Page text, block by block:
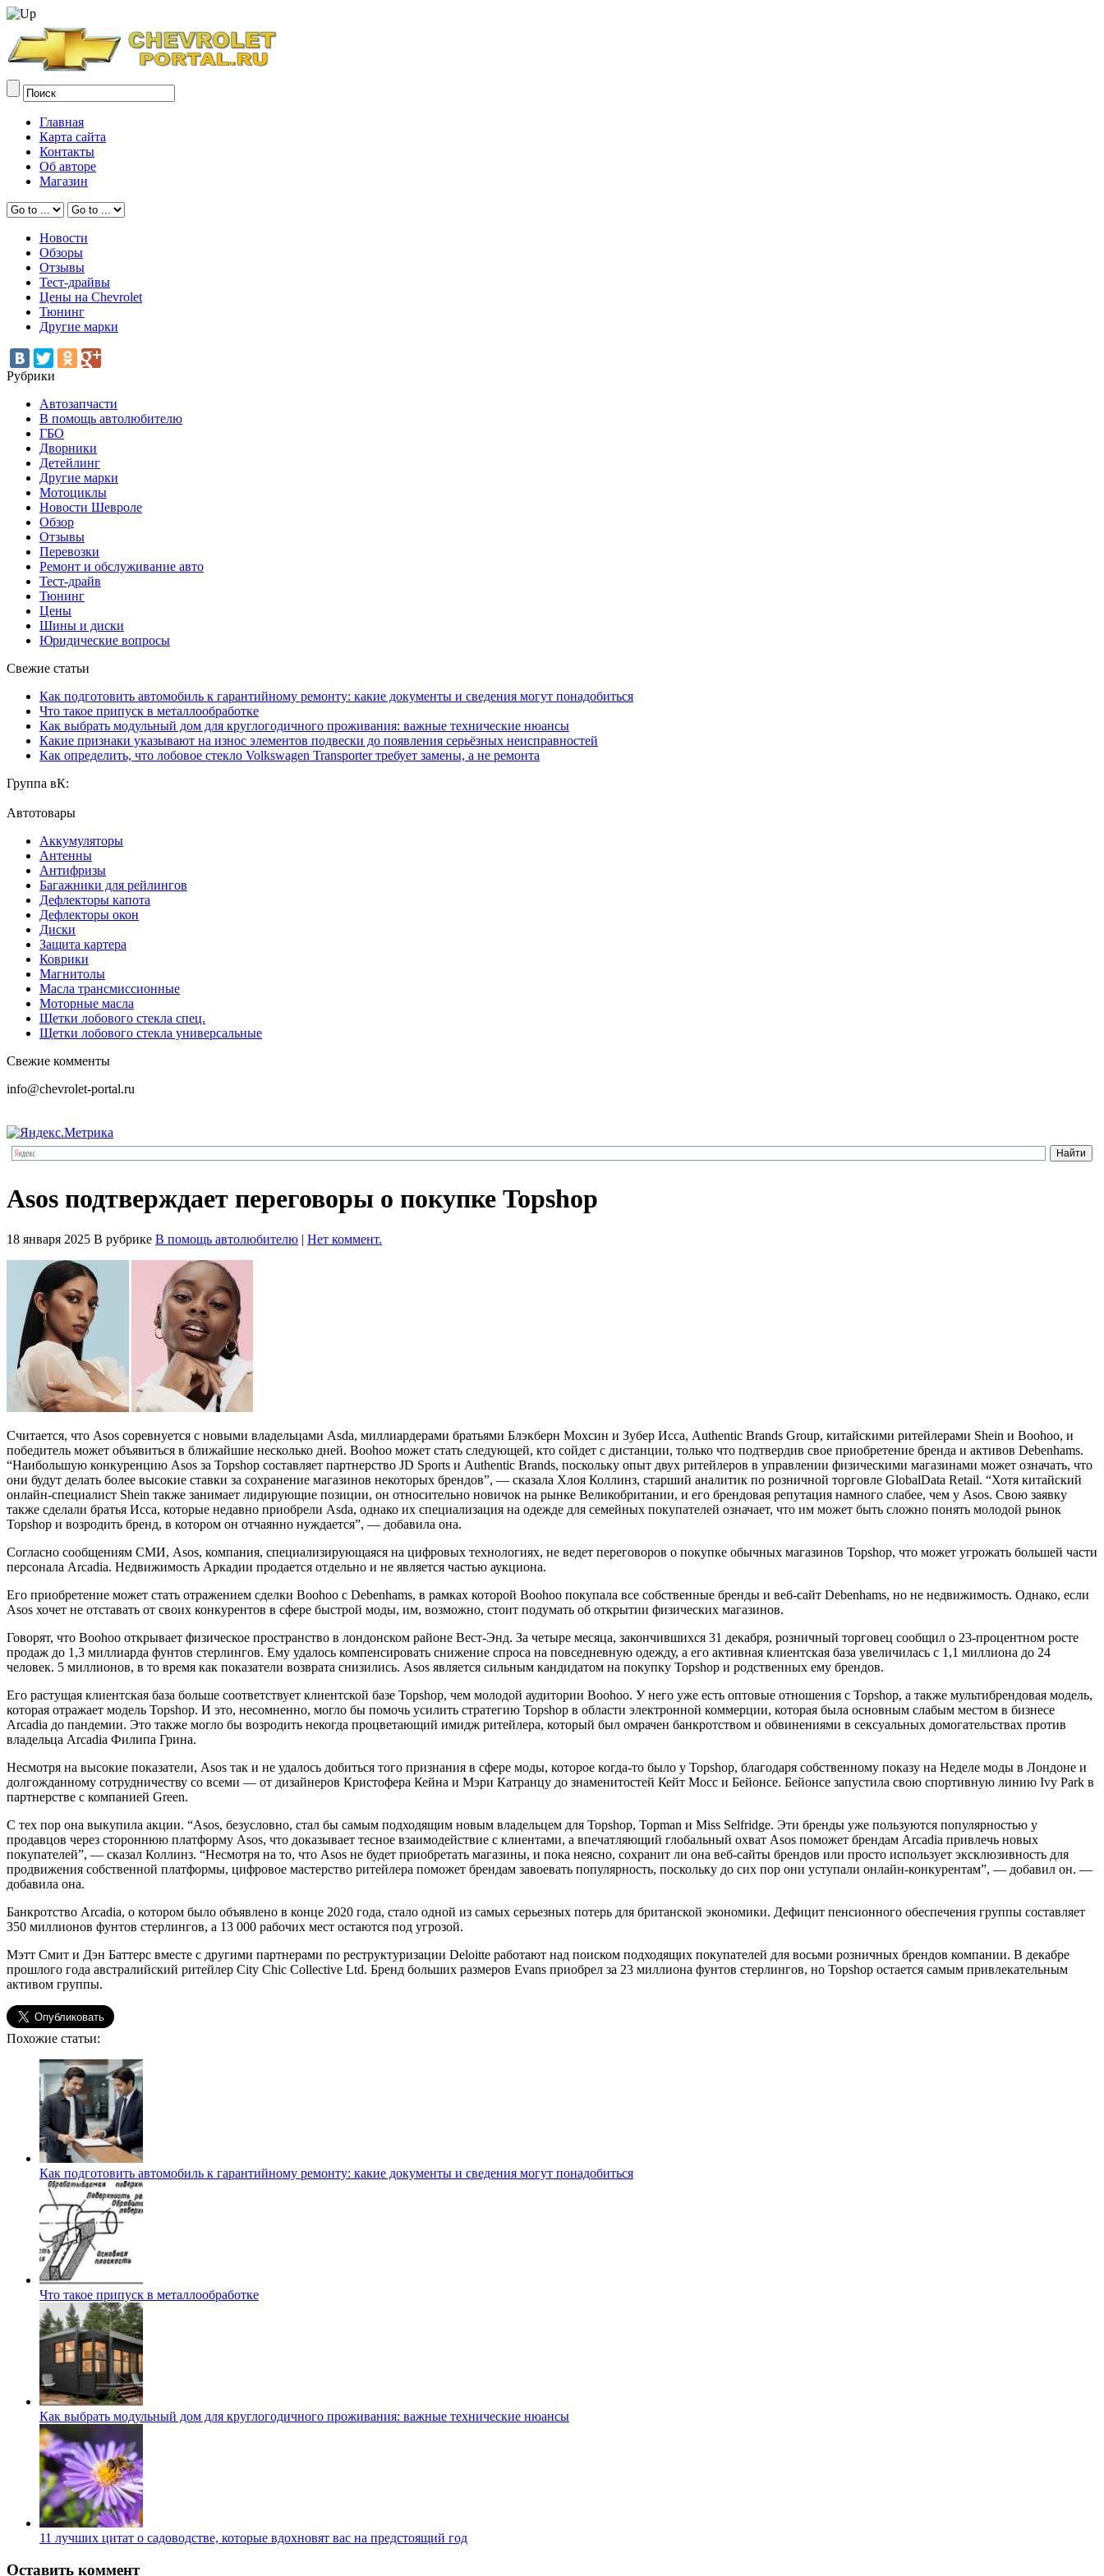
Главная
Карта сайта
Контакты
Об авторе
Магазин
Новости
Обзоры
Отзывы
Тест-драйвы
Цены на Chevrolet
Тюнинг
Другие марки
Рубрики
Автозапчасти
В помощь автолюбителю
ГБО
Дворники
Детейлинг
Другие марки
Мотоциклы
Новости Шевроле
Обзор
Отзывы
Перевозки
Ремонт и обслуживание авто
Тест-драйв
Тюнинг
Цены
Шины и диски
Юридические вопросы
Свежие статьи
Как подготовить автомобиль к гарантийному ремонту: какие документы и сведения могут понадобиться
Что такое припуск в металлообработке
Как выбрать модульный дом для круглогодичного проживания: важные технические нюансы
Какие признаки указывают на износ элементов подвески до появления серьёзных неисправностей
Как определить, что лобовое стекло Volkswagen Transporter требует замены, а не ремонта
Группа вК:
Автотовары
Аккумуляторы
Антенны
Антифризы
Багажники для рейлингов
Дефлекторы капота
Дефлекторы окон
Диски
Защита картера
Коврики
Магнитолы
Масла трансмиссионные
Моторные масла
Щетки лобового стекла спец.
Щетки лобового стекла универсальные
Свежие комменты
info@chevrolet-portal.ru
Asos подтверждает переговоры о покупке Topshop
18 января 2025 В рубрике В помощь автолюбителю | Нет коммент.
Считается, что Asos соревнуется с новыми владельцами Asda, миллиардерами братьями Блэкберн Мохсин и Зубер Исса, Authentic Brands Group, китайскими ритейлерами Shein и Boohoo, и
победитель может объявиться в ближайшие несколько дней. Boohoo может стать следующей, кто сойдет с дистанции, только что подтвердив свое приобретение бренда и активов Debenhams.
“Наибольшую конкуренцию Asos за Topshop составляет партнерство JD Sports и Authentic Brands, поскольку опыт двух ритейлеров в управлении физическими магазинами может означать, что
они будут делать более высокие ставки за сохранение магазинов некоторых брендов”, — сказала Хлоя Коллинз, старший аналитик по розничной торговле GlobalData Retail. “Хотя китайский
онлайн-специалист Shein также занимает лидирующие позиции, он относительно новичок на рынке Великобритании, и его брендовая репутация намного слабее, чем у Asos. Свою заявку
также сделали братья Исса, которые недавно приобрели Asda, однако их специализация на одежде для семейных покупателей означает, что им может быть сложно понять молодой рынок
Topshop и возродить бренд, в котором он отчаянно нуждается”, — добавила она.
Согласно сообщениям СМИ, Asos, компания, специализирующаяся на цифровых технологиях, не ведет переговоров о покупке обычных магазинов Topshop, что может угрожать большей части
персонала Arcadia. Недвижимость Аркадии продается отдельно и не является частью аукциона.
Его приобретение может стать отражением сделки Boohoo с Debenhams, в рамках которой Boohoo покупала все собственные бренды и веб-сайт Debenhams, но не недвижимость. Однако, если
Asos хочет не отставать от своих конкурентов в сфере быстрой моды, им, возможно, стоит подумать об открытии физических магазинов.
Говорят, что Boohoo открывает физическое пространство в лондонском районе Вест-Энд. За четыре месяца, закончившихся 31 декабря, розничный торговец сообщил о 23-процентном росте
продаж до 1,3 миллиарда фунтов стерлингов. Ему удалось компенсировать снижение спроса на повседневную одежду, а его активная клиентская база увеличилась с 1,1 миллиона до 24
человек. 5 миллионов, в то время как показатели возврата снизились. Asos является сильным кандидатом на покупку Topshop и родственных ему брендов.
Его растущая клиентская база больше соответствует клиентской базе Topshop, чем молодой аудитории Boohoo. У него уже есть оптовые отношения с Topshop, а также мультибрендовая модель,
которая отражает модель Topshop. И это, несомненно, могло бы помочь усилить стратегию Topshop в области электронной коммерции, которая была основным слабым местом в бизнесе
Arcadia до пандемии. Это также могло бы возродить некогда процветающий имидж ритейлера, который был омрачен банкротством и обвинениями в сексуальных домогательствах против
владельца Arcadia Филипа Грина.
Несмотря на высокие показатели, Asos так и не удалось добиться того признания в сфере моды, которое когда-то было у Topshop, благодаря собственному показу на Неделе моды в Лондоне и
долгожданному сотрудничеству со всеми — от дизайнеров Кристофера Кейна и Мэри Катранцу до знаменитостей Кейт Мосс и Бейонсе. Бейонсе запустила свою спортивную линию Ivy Park в
партнерстве с компанией Green.
С тех пор она выкупила акции. “Asos, безусловно, стал бы самым подходящим новым владельцем для Topshop, Topman и Miss Selfridge. Эти бренды уже пользуются популярностью у
продавцов через стороннюю платформу Asos, что доказывает тесное взаимодействие с клиентами, а впечатляющий глобальный охват Asos поможет брендам Arcadia привлечь новых
покупателей”, — сказал Коллинз. “Несмотря на то, что Asos не будет приобретать магазины, и пока неясно, сохранит ли она веб-сайты брендов или просто использует эксклюзивность для
продвижения собственной платформы, цифровое мастерство ритейлера поможет брендам завоевать популярность, поскольку до сих пор они уступали онлайн-конкурентам”, — добавил он. —
добавила она.
Банкротство Arcadia, о котором было объявлено в конце 2020 года, стало одной из самых серьезных потерь для британской экономики. Дефицит пенсионного обеспечения группы составляет
350 миллионов фунтов стерлингов, а 13 000 рабочих мест остаются под угрозой.
Мэтт Смит и Дэн Баттерс вместе с другими партнерами по реструктуризации Deloitte работают над поиском подходящих покупателей для восьми розничных брендов компании. В декабре
прошлого года австралийский ритейлер City Chic Collective Ltd. Бренд больших размеров Evans приобрел за 23 миллиона фунтов стерлингов, но Topshop остается самым привлекательным
активом группы.
Похожие статьи:
Как подготовить автомобиль к гарантийному ремонту: какие документы и сведения могут понадобиться
Что такое припуск в металлообработке
Как выбрать модульный дом для круглогодичного проживания: важные технические нюансы
11 лучших цитат о садоводстве, которые вдохновят вас на предстоящий год
Оставить коммент